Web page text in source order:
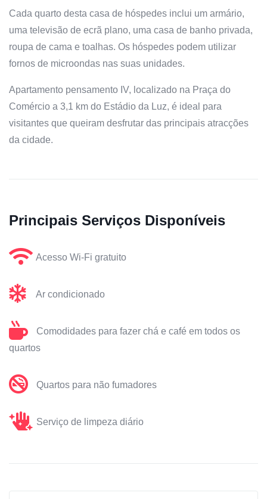
Cada quarto desta casa de hóspedes inclui um armário,
uma televisão de ecrã plano, uma casa de banho privada,
roupa de cama e toalhas. Os hóspedes podem utilizar
fornos de microondas nas suas unidades.
Apartamento pensamento IV, localizado na Praça do
Comércio a 3,1 km do Estádio da Luz, é ideal para
visitantes que queiram desfrutar das principais atracções
da cidade.
Principais Serviços Disponíveis
Acesso Wi-Fi gratuito
Ar condicionado
Comodidades para fazer chá e café em todos os
quartos
Quartos para não fumadores
Serviço de limpeza diário